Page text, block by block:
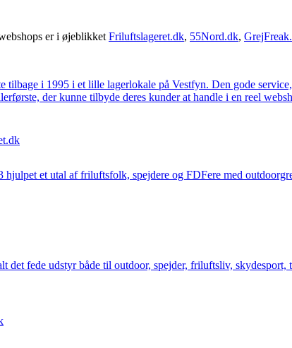
er i øjeblikket Friluftslageret.dk, 55Nord.dk,
tilbage i 1995 i et lille lagerlokale på Vestfyn. Den gode
der kunne tilbyde deres kunder at handle i en reel
hjulpet et utal af friluftsfolk, spejdere og FDFere med
det fede udstyr både til outdoor, spejder, friluftsliv,